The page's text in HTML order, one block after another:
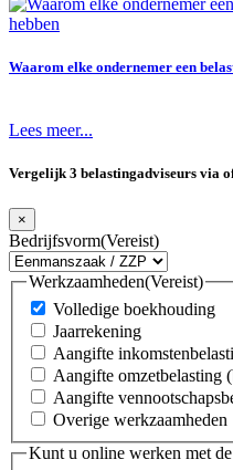
Waarom elke ondernemer een
Lees meer...
Vergelijk 3 belastingadviseurs via
×
Bedrijfsvorm(Vereist)
Werkzaamheden(Vereist)
Volledige boekhouding
Jaarrekening
Aangifte
Aangifte omzetbelasting
Aangifte
Overige werkzaamheden
Kunt u online werken met